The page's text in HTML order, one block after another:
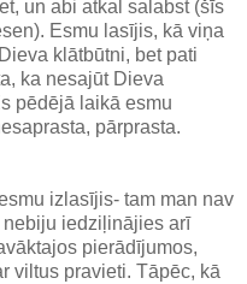
un abi atkal salabst (šīs
Esmu lasījis, kā viņa
klātbūtni, bet pati
ka nesajūt Dieva
pēdējā laikā esmu
pārprasta.
izlasījis- tam man nav
iedziļinājies arī
pierādījumos,
viltus pravieti. Tāpēc, kā